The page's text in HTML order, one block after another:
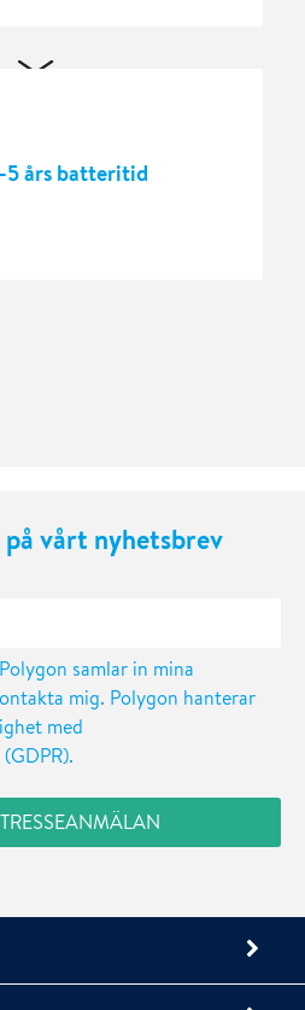
5 års batteritid
vårt nyhetsbrev
samlar in mina
mig. Polygon hanterar
med